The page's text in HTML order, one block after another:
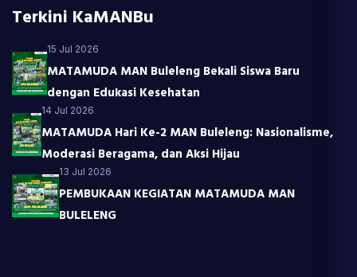
Terkini KaMANBu
15 Jul 2026
MATAMUDA MAN Buleleng Bekali Siswa Baru
dengan Edukasi Kesehatan
14 Jul 2026
MATAMUDA Hari Ke-2 MAN Buleleng: Nasionalisme,
Moderasi Beragama, dan Aksi Hijau
13 Jul 2026
PEMBUKAAN KEGIATAN MATAMUDA MAN
BULELENG